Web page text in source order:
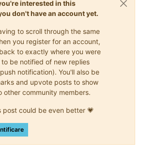
interested in this
don't have an account yet.
to scroll through the same
you register for an account,
to exactly where you were
be notified of new replies
notification). You'll also be
and upvote posts to show
other community members.
post could be even better 💗